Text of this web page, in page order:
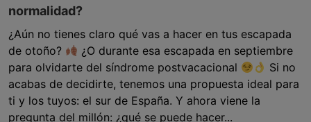
normalidad?
¿Aún no tienes claro qué vas a hacer en tus escapada
de otoño?
¿O durante esa escapada en septiembre
para olvidarte del síndrome postvacacional
Si no
acabas de decidirte, tenemos una propuesta ideal para
ti y los tuyos: el sur de España. Y ahora viene la
pregunta del millón: ¿qué se puede hacer...